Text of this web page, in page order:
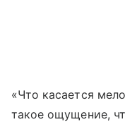
«Что касается
такое ощущение,